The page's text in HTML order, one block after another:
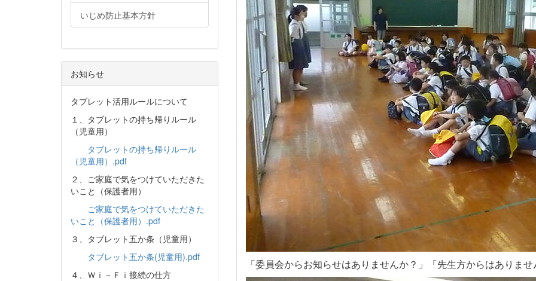
「委員会からお知らせはありませんか？」「先生方からはありま
いじめ防止基本方針
お知らせ
タブレット活用ルールについて
１、タブレットの持ち帰りルール
（児童用）
タブレットの持ち帰りルール
（児童用）.pdf
２、ご家庭で気をつけていただきた
いこと（保護者用）
ご家庭で気をつけていただきた
いこと（保護者用）.pdf
３、タブレット五か条（児童用）
タブレット五か条(児童用).pdf
４、Ｗｉ－Ｆｉ接続の仕方